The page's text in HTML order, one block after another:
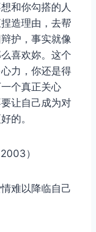
和你勾搭的人
造理由，去帮
护，事实就像
喜欢妳。这个
力，你还是得
个真正关心
让自己成为对
的。
）
难以降临自己